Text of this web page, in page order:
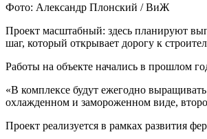
Фото: Александр Плонский / ВиЖ
Проект масштабный: здесь планируют
шаг, который открывает дорогу к
Работы на объекте начались в прошлом
«В комплексе будут ежегодно
охлажденном и замороженном виде,
Проект реализуется в рамках развития